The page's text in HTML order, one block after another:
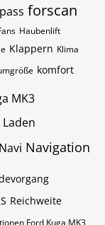
forscan
Haubenlift
Klappern Klima
komfort
MK3
Laden
Navi Navigation
Reichweite
Ford Kuga MK3